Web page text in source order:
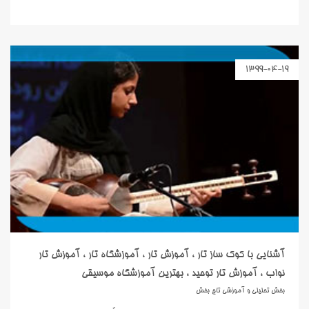
1399-04-19
آشنایی با کوک ساز تار ، آموزش تار ، آموزشگاه تار ، آموزش تار
نواب ، آموزش تار توحید ، بهترین آموزشگاه موسیقی
بخش تحلیلی و آموزشی تاج بخش